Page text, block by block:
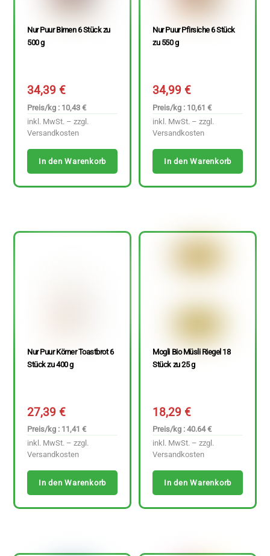
Nur Puur Birnen 6 Stück zu
500 g
34,39€
Preis/kg : 10,43 €
inkl. MwSt. – zzgl.
Versandkosten
In den Warenkorb
Nur Puur Pfirsiche 6 Stück
zu 550 g
34,99€
Preis/kg : 10,61 €
inkl. MwSt. – zzgl.
Versandkosten
In den Warenkorb
Nur Puur Körner Toastbrot 6
Stück zu 400 g
27,39€
Preis/kg : 11,41 €
inkl. MwSt. – zzgl.
Versandkosten
In den Warenkorb
Mogli Bio Müsli Riegel 18
Stück zu 25 g
18,29€
Preis/kg : 40.64 €
inkl. MwSt. – zzgl.
Versandkosten
In den Warenkorb